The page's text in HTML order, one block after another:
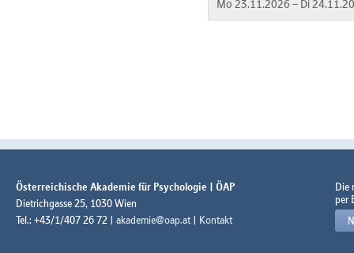
Mo 23.11.2026 – Di
Österreichische Akademie für Psychologie | ÖAP
Dietrichgasse 25, 1030 Wien
Tel.: +43/1/407 26 72 | akademie@oap.at | Kontakt
Die
per